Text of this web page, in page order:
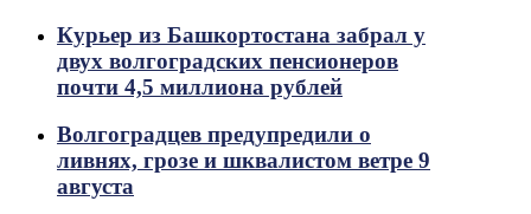
Курьер из Башкортостана забрал у
двух волгоградских пенсионеров
почти 4,5 миллиона рублей
Волгоградцев предупредили о
ливнях, грозе и шквалистом ветре 9
августа